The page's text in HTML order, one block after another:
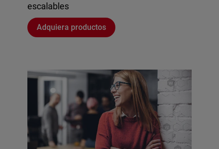
escalables
Adquiera productos